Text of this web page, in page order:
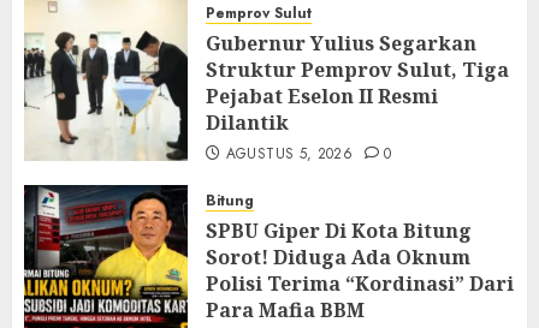
Pemprov Sulut
Gubernur Yulius Segarkan
Struktur Pemprov Sulut, Tiga
Pejabat Eselon II Resmi
Dilantik
AGUSTUS 5, 2026 0
Bitung
SPBU Giper Di Kota Bitung
Sorot! Diduga Ada Oknum
Polisi Terima “Kordinasi” Dari
Para Mafia BBM